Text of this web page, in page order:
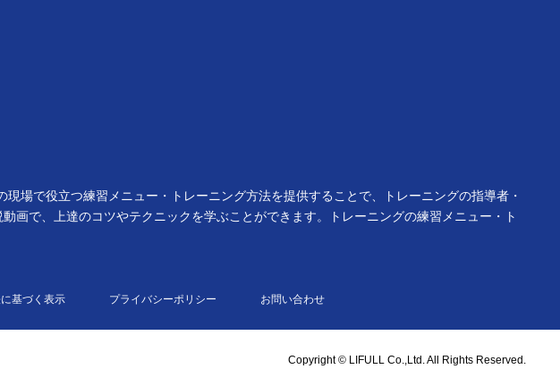
場で役立つ練習メニュー・トレーニング方法を提供することで、トレーニングの指導者・
画で、上達のコツやテクニックを学ぶことができます。トレーニングの練習メニュー・ト
基づく表示 プライバシーポリシー お問い合わせ
Copyright © LIFULL Co.,Ltd. All Rights Reserved.